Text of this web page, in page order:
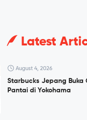
Latest
August 4, 2026
Starbucks Jepang Buka
Pantai di Yokohama